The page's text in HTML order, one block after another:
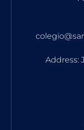
Address: